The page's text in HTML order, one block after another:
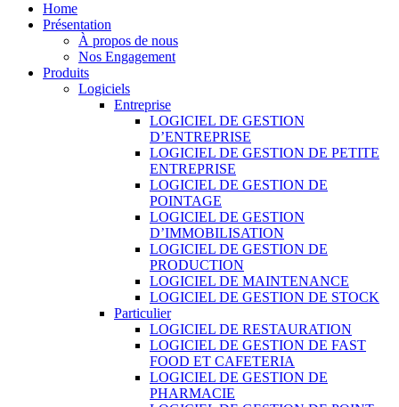
Home
Présentation
À propos de nous
Nos Engagement
Produits
Logiciels
Entreprise
LOGICIEL DE GESTION
D’ENTREPRISE
LOGICIEL DE GESTION DE PETITE
ENTREPRISE
LOGICIEL DE GESTION DE
POINTAGE
LOGICIEL DE GESTION
D’IMMOBILISATION
LOGICIEL DE GESTION DE
PRODUCTION
LOGICIEL DE MAINTENANCE
LOGICIEL DE GESTION DE STOCK
Particulier
LOGICIEL DE RESTAURATION
LOGICIEL DE GESTION DE FAST
FOOD ET CAFETERIA
LOGICIEL DE GESTION DE
PHARMACIE